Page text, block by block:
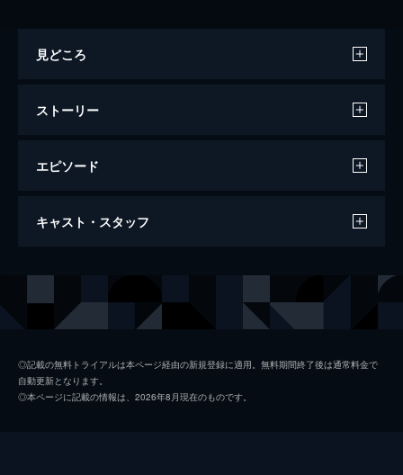
見どころ
ストーリー
エピソード
ラ・ラ・ランド
キャスト・スタッフ
ミア エマ・ストーン
◎記載の無料トライアルは本ページ経由の新規登録に適用。無料期間終了後は通常料金で
自動更新となります。
◎本ページに記載の情報は、2026年8月現在のものです。